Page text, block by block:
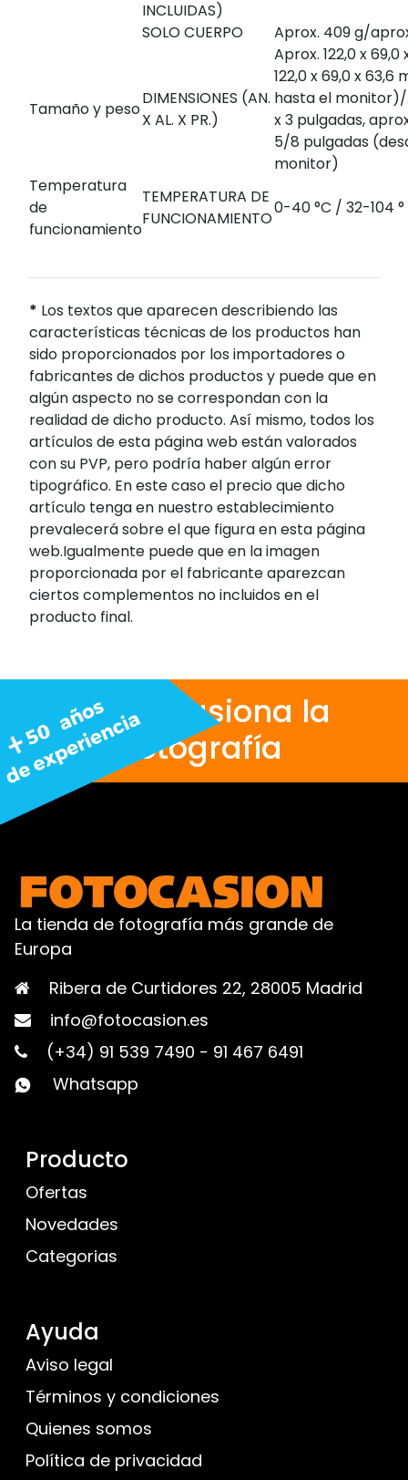
INCLUIDAS)
SOLO CUERPO
Aprox. 409 g/
Tamaño y peso
DIMENSIONES (AN.
X AL. X PR.)
Aprox. 122,0 x
122,0 x 69,0 x
hasta el
x 3 pulgadas,
5/8 pulgadas
monitor)
Temperatura
de
funcionamiento
TEMPERATURA DE
FUNCIONAMIENTO
0-40 °C / 32-104 °
* Los textos que aparecen describiendo las
características técnicas de los productos han
sido proporcionados por los importadores o
fabricantes de dichos productos y puede que en
algún aspecto no se correspondan con la
realidad de dicho producto. Así mismo, todos los
artículos de esta página web están valorados
con su PVP, pero podría haber algún error
tipográfico. En este caso el precio que dicho
artículo tenga en nuestro establecimiento
prevalecerá sobre el que figura en esta página
web.Igualmente puede que en la imagen
proporcionada por el fabricante aparezcan
ciertos complementos no incluidos en el
producto final.
Nos apasiona la
fotografía
La tienda de fotografía más grande de
Europa
Ribera de Curtidores 22, 28005 Madrid
info@fotocasion.es
(+34) 91 539 7490 - 91 467 6491
Whatsapp
Producto
Ofertas
Novedades
Categorias
Ayuda
Aviso legal
Términos y condiciones
Quienes somos
Política de privacidad